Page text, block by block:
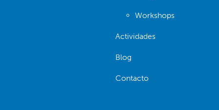
Workshops
Actividades
Blog
Contacto